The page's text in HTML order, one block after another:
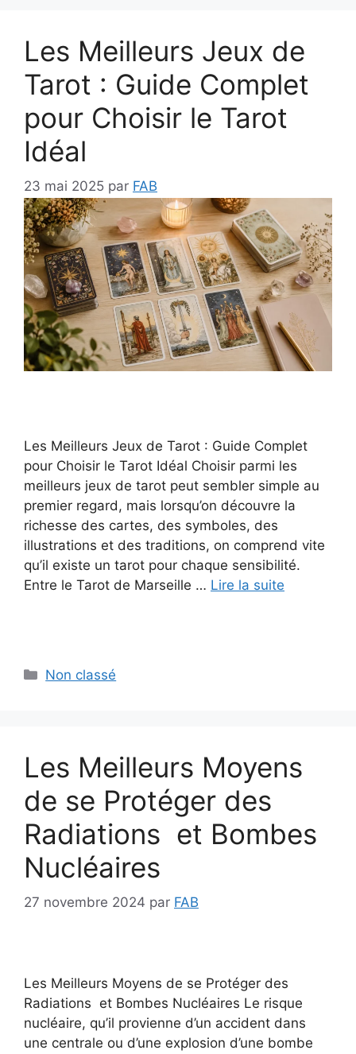
Les Meilleurs Jeux de
Tarot : Guide Complet
pour Choisir le Tarot
Idéal
23 mai 2025 par FAB
Les Meilleurs Jeux de Tarot : Guide Complet
pour Choisir le Tarot Idéal Choisir parmi les
meilleurs jeux de tarot peut sembler simple au
premier regard, mais lorsqu’on découvre la
richesse des cartes, des symboles, des
illustrations et des traditions, on comprend vite
qu’il existe un tarot pour chaque sensibilité.
Entre le Tarot de Marseille … Lire la suite
Catégories
Non classé
Les Meilleurs Moyens
de se Protéger des
Radiations et Bombes
Nucléaires
27 novembre 2024 par FAB
Les Meilleurs Moyens de se Protéger des
Radiations et Bombes Nucléaires Le risque
nucléaire, qu’il provienne d’un accident dans
une centrale ou d’une explosion d’une bombe